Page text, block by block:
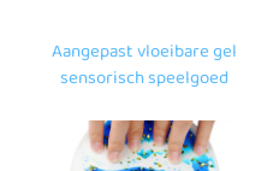
Aangepast vloeibare gel
sensorisch speelgoed
tpu gel fidget speelgoed voor
autistische kinderen